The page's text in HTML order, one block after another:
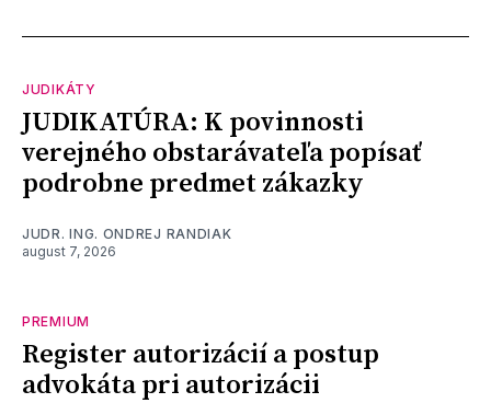
JUDIKÁTY
JUDIKATÚRA: K povinnosti
verejného obstarávateľa popísať
podrobne predmet zákazky
JUDR. ING. ONDREJ RANDIAK
august 7, 2026
PREMIUM
Register autorizácií a postup
advokáta pri autorizácii